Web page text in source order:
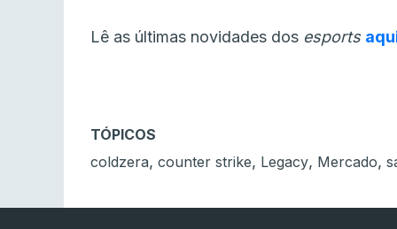
Lê as últimas novidades dos esports
TÓPICOS
coldzera, counter strike, Legacy, Mercado,